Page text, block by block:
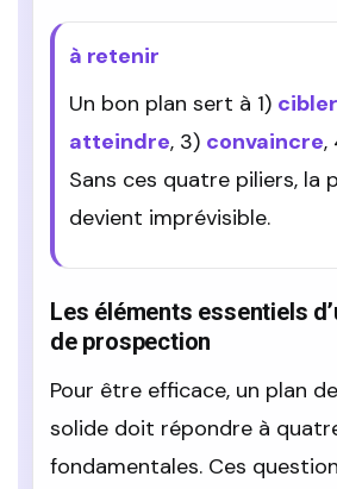
à retenir
Un bon plan sert à 1) cibler
atteindre, 3) convaincre,
Sans ces quatre piliers, la
devient imprévisible.
Les éléments essentiels
de prospection
Pour être efficace, un plan
solide doit répondre à
fondamentales. Ces